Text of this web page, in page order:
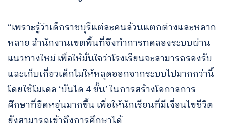
“เพราะรู้ว่าเด็กราชบุรีแต่ละคนล้วนแตกต่างและหลาก
หลาย สำนักงานเขตพื้นที่จึงทำการทดลองระบบผ่าน
แนวทางใหม่ เพื่อให้มั่นใจว่าโรงเรียนจะสามารถรองรับ
และเก็บเกี่ยวเด็กไม่ให้หลุดออกจากระบบไปมากกว่านี้
โดยใช้โมเดล ‘บันได 4 ขั้น’ ในการสร้างโอกาสการ
ศึกษาที่ยืดหยุ่นมากขึ้น เพื่อให้นักเรียนที่มีเงื่อนไขชีวิต
ยังสามารถเข้าถึงการศึกษาได้